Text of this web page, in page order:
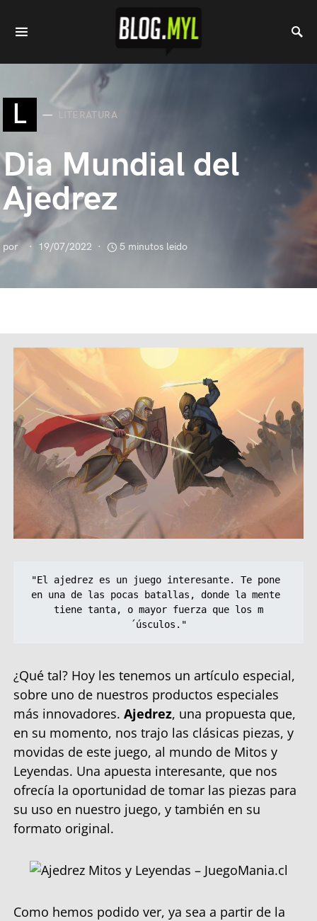
L LITERATURA
Dia Mundial del
Ajedrez
por 19/07/2022 5 minutos leido
"El ajedrez es un juego interesante. Te pone
en una de las pocas batallas, donde la mente
tiene tanta, o mayor fuerza que los m
´úsculos."
¿Qué tal? Hoy les tenemos un artículo especial,
sobre uno de nuestros productos especiales
más innovadores. Ajedrez, una propuesta que,
en su momento, nos trajo las clásicas piezas, y
movidas de este juego, al mundo de Mitos y
Leyendas. Una apuesta interesante, que nos
ofrecía la oportunidad de tomar las piezas para
su uso en nuestro juego, y también en su
formato original.
Como hemos podido ver, ya sea a partir de la